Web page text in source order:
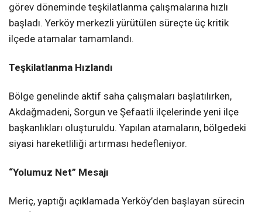
görev döneminde teşkilatlanma çalışmalarına hızlı
başladı. Yerköy merkezli yürütülen süreçte üç kritik
ilçede atamalar tamamlandı.
Teşkilatlanma Hızlandı
Bölge genelinde aktif saha çalışmaları başlatılırken,
Akdağmadeni, Sorgun ve Şefaatli ilçelerinde yeni ilçe
başkanlıkları oluşturuldu. Yapılan atamaların, bölgedeki
siyasi hareketliliği artırması hedefleniyor.
“Yolumuz Net” Mesajı
Meriç, yaptığı açıklamada Yerköy’den başlayan sürecin